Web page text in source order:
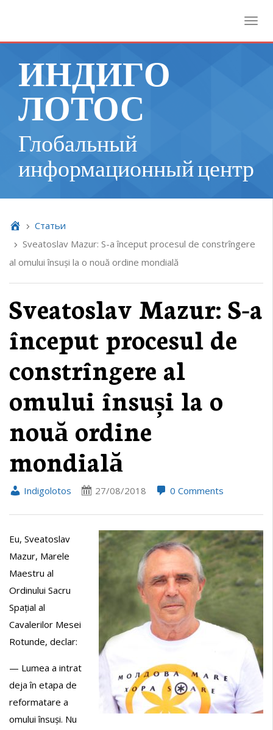
ИНДИГО
ЛОТОС
Глобальный
информационный центр
Cтатьи
Sveatoslav Mazur: S-a început procesul de constrîngere
al omului însuși la o nouă ordine mondială
Sveatoslav Mazur: S-a
început procesul de
constrîngere al
omului însuși la o
nouă ordine
mondială
Indigolotos 27/08/2018 0 Comments
Eu, Sveatoslav
Mazur, Marele
Maestru al
Ordinului Sacru
Spațial al
Cavalerilor Mesei
Rotunde, declar:
— Lumea a intrat
deja în etapa de
reformatare a
omului însuși. Nu